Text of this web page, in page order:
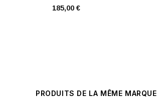
185,00 €
PRODUITS DE LA MÊME MARQUE